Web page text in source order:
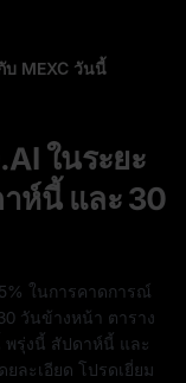
บ MEXC วันนี้
ในระยะ
ห์นี้ และ 30
ในการคาดการณ์
วันข้างหน้า ตาราง
รุ่งนี้ สัปดาห์นี้ และ
ละเอียด โปรดเยี่ยม